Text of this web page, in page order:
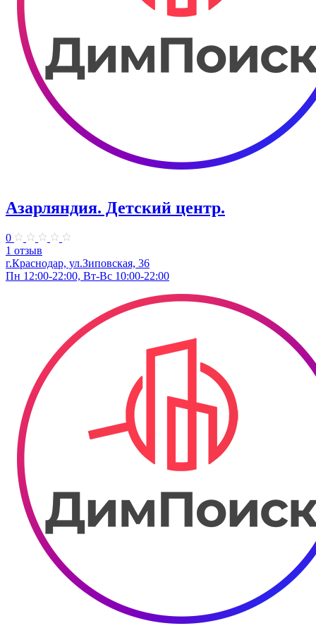
Азарляндия. ​Детский центр.
0
1 отзыв
г.Краснодар, ул.Зиповская, 36
Пн 12:00-22:00, Вт-Вс 10:00-22:00